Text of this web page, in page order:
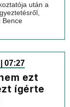
után a
Bence
07:27
ezt
ígérte